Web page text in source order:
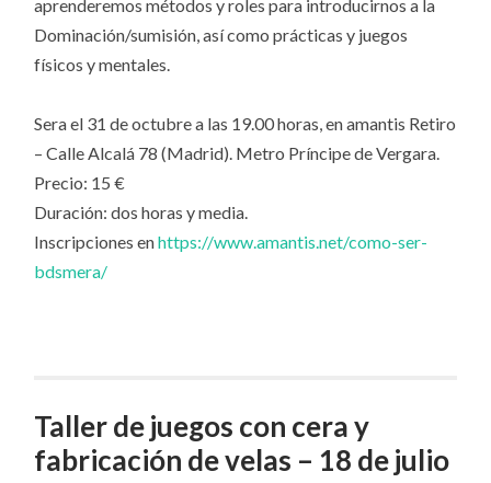
aprenderemos métodos y roles para introducirnos a la
Dominación/sumisión, así como prácticas y juegos
físicos y mentales.
Sera el 31 de octubre a las 19.00 horas, en amantis Retiro
– Calle Alcalá 78 (Madrid). Metro Príncipe de Vergara.
Precio: 15 €
Duración: dos horas y media.
Inscripciones enhttps://www.amantis.net/como-ser-
bdsmera/
Taller de juegos con cera y
fabricación de velas – 18 de julio